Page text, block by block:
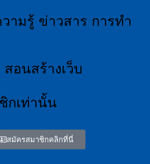
ามรู้ ข่าวสาร การทำ
อนสร้างเว็บ
กเท่านั้น
สมัครสมาชิกคลิกที่นี่